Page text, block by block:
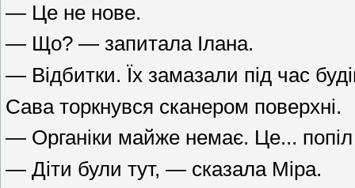
— Це не нове.
— Що? — запитала Ілана.
— Відбитки. Їх замазали під час
Сава торкнувся сканером поверхні.
— Органіки майже немає. Це... попіл
— Діти були тут, — сказала Міра.